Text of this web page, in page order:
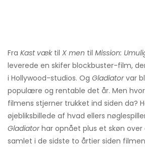
Fra Kast væktil X men til Mission:
leverede en skifer blockbuster-film,
i Hollywood-studios. Og Gladiatorvar
populære og rentable det år. Men
filmens stjerner trukket ind siden da?
øjebliksbillede af hvad ellers
Gladiatorhar opnået plus et skøn
samlet i de sidste to årtier siden